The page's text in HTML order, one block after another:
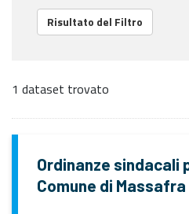
Risultato del Filtro
1 dataset trovato
Ordinanze sindacali
Comune di